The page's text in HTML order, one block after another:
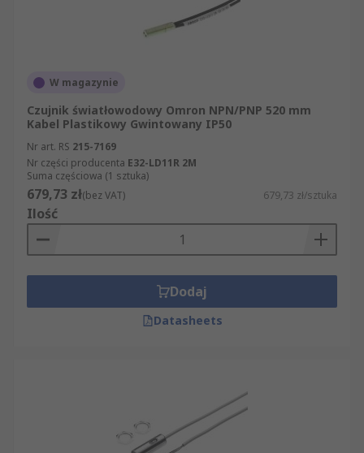
odbiera ją, i przekształca w sygnał elektryczny.
Kabel jest komponentem mechanicznym, który
ograniczone lub zbyt wrogie do
światłowodowychCzujniki światłowodowe są
używane w wielu różnych zastosowaniach. W
badaniach właściwości mechanicznych, służą do
pomiaru odkształcenia mechanicznego. Mogą być
również używane do pomiaru przyspieszenia,
prędkości, ciśnienia, temperatury i
W magazynie
Czujnik światłowodowy Omron NPN/PNP 520 mm
Kabel Plastikowy Gwintowany IP50
Nr art. RS 215-7169
Nr części producenta E32-LD11R 2M
Suma częściowa (1 sztuka)
679,73 zł(bez VAT) 679,73 zł/sztuka
Ilość
Dodaj
Datasheets